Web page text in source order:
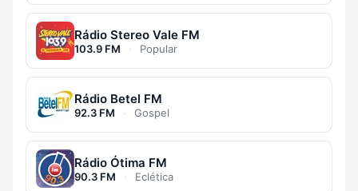
Rádio Stereo Vale FM
103.9 FM · Popular
Rádio Betel FM
92.3 FM · Gospel
Rádio Ótima FM
90.3 FM · Eclética